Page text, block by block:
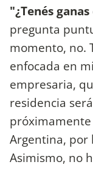
"¿Tenés
pregunta
momento, no.
enfocada en
empresaria,
residencia
Argentina, por
Asimismo, no